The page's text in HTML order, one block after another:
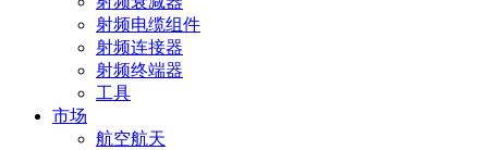
射频电缆组件
射频连接器
射频终端器
工具
市场
航空航天